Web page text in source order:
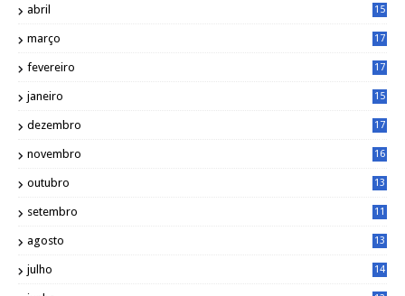
abril
15
março
17
fevereiro
17
janeiro
15
dezembro
17
novembro
16
outubro
13
setembro
11
agosto
13
julho
14